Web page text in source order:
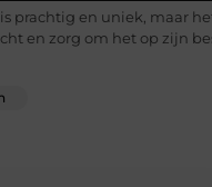
prachtig en uniek, maar
en zorg om het op zijn